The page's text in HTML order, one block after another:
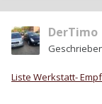
DerTimo
Liste Werkstatt-